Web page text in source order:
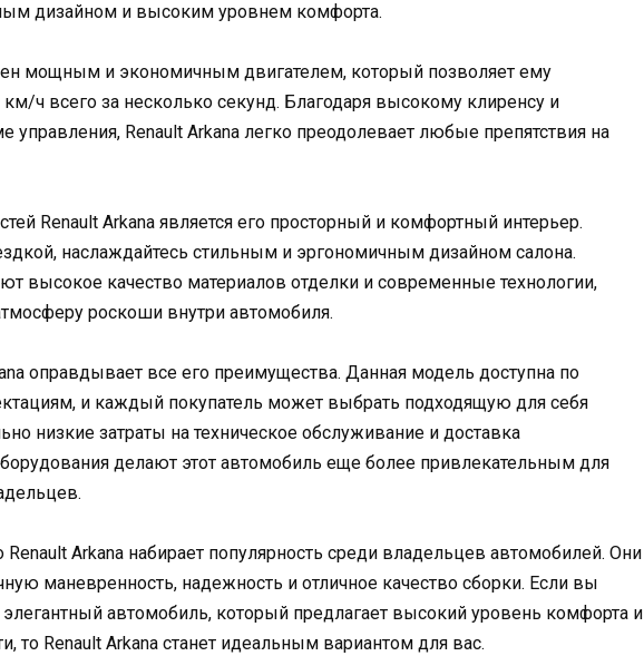
дизайном и высоким уровнем комфорта.
мощным и экономичным двигателем, который позволяет ему
км/ч всего за несколько секунд. Благодаря высокому клиренсу и
управления, Renault Arkana легко преодолевает любые препятствия на
Renault Arkana является его просторный и комфортный интерьер.
наслаждайтесь стильным и эргономичным дизайном салона.
высокое качество материалов отделки и современные технологии,
роскоши внутри автомобиля.
оправдывает все его преимущества. Данная модель доступна по
и каждый покупатель может выбрать подходящую для себя
низкие затраты на техническое обслуживание и доставка
делают этот автомобиль еще более привлекательным для
Renault Arkana набирает популярность среди владельцев автомобилей. Они
маневренность, надежность и отличное качество сборки. Если вы
автомобиль, который предлагает высокий уровень комфорта и
то Renault Arkana станет идеальным вариантом для вас.